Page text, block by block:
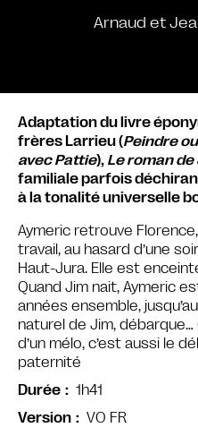
Arnaud et
Adaptation du livre
frères Larrieu (Peindre
avec Pattie), Le roman de
familiale parfois
à la tonalité universelle
Aymeric retrouve
travail, au hasard d’une
Haut-Jura. Elle est
Quand Jim nait, Aymeric
années ensemble,
naturel de Jim,
d’un mélo, c’est aussi le
paternité
Durée
1h41
Version
VO FR